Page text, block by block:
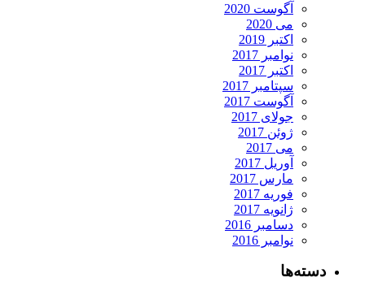
آگوست 2020
می 2020
اکتبر 2019
نوامبر 2017
اکتبر 2017
سپتامبر 2017
آگوست 2017
جولای 2017
ژوئن 2017
می 2017
آوریل 2017
مارس 2017
فوریه 2017
ژانویه 2017
دسامبر 2016
نوامبر 2016
دسته‌ها